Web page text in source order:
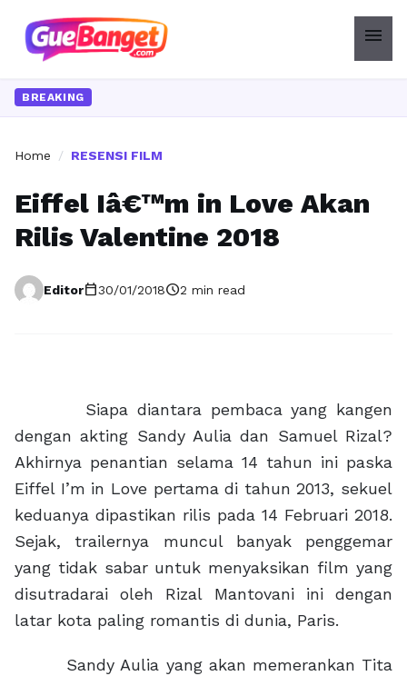
menu
BREAKING
Home / RESENSI FILM
Eiffel Iâ€™m in Love Akan
Rilis Valentine 2018
Editorcalendar_today30/01/2018schedule2 min read
Siapa diantara pembaca yang kangen
dengan akting Sandy Aulia dan Samuel Rizal?
Akhirnya penantian selama 14 tahun ini paska
Eiffel I’m in Love pertama di tahun 2013, sekuel
keduanya dipastikan rilis pada 14 Februari 2018.
Sejak, trailernya muncul banyak penggemar
yang tidak sabar untuk menyaksikan film yang
disutradarai oleh Rizal Mantovani ini dengan
latar kota paling romantis di dunia, Paris.
Sandy Aulia yang akan memerankan Tita